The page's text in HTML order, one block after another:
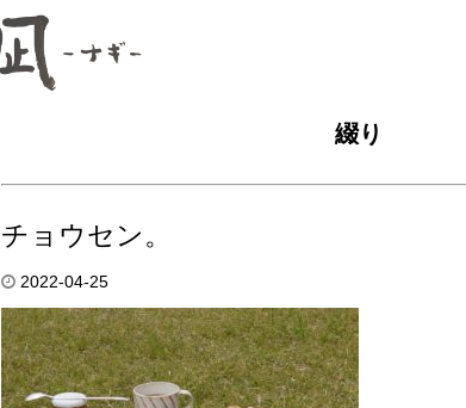
綴り
チョウセン。
2022-04-25